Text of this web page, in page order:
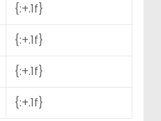
{:+.1f}
{:+.1f}
{:+.1f}
{:+.1f}